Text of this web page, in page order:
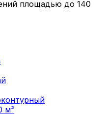
площадью до 140
м²